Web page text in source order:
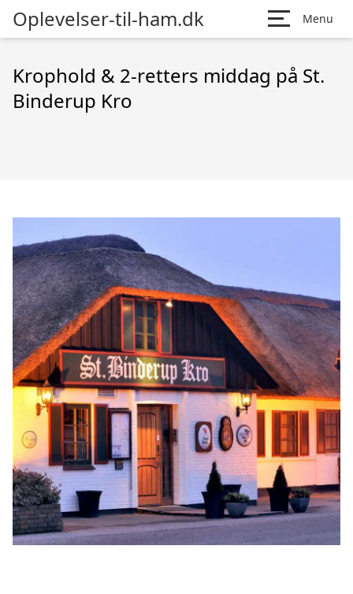
Oplevelser-til-ham.dk Menu
Krophold & 2-retters middag på St.
Binderup Kro